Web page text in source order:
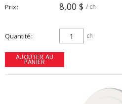
Prix 8,00 $ / ch
Quantité ch
AJOUTER AU
PANIER